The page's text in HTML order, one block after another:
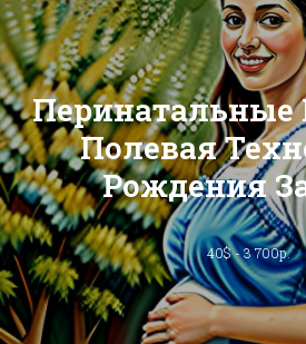
Полевая
Рождения
40$ - 3 700р.